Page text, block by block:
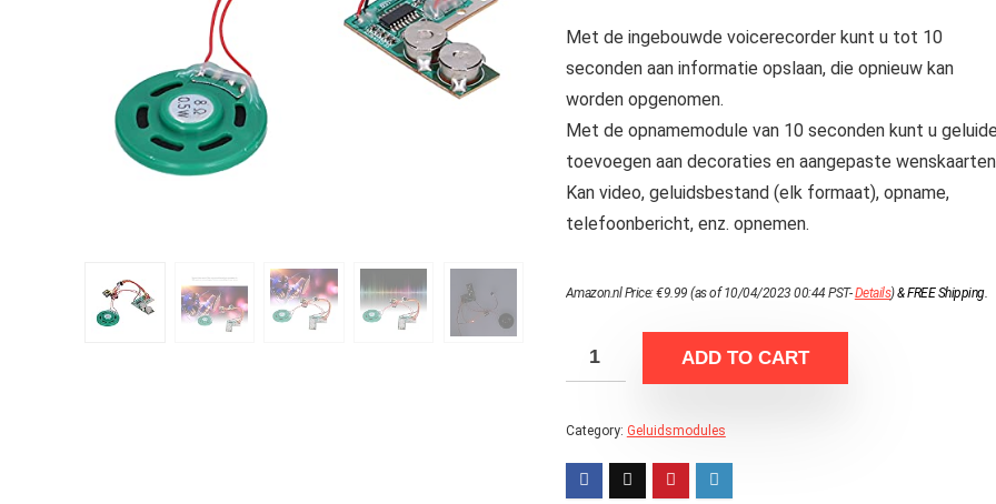
Met de ingebouwde voicerecorder kunt u tot 10
seconden aan informatie opslaan, die opnieuw kan
worden opgenomen.
Met de opnamemodule van 10 seconden kunt u
toevoegen aan decoraties en aangepaste
Kan video, geluidsbestand (elk formaat), opname,
telefoonbericht, enz. opnemen.
Amazon.nl Price:€9.99 (as of 10/04/2023 00:44 PST-Details)&FREE Shipping.
ADD TO CART
Category: Geluidsmodules